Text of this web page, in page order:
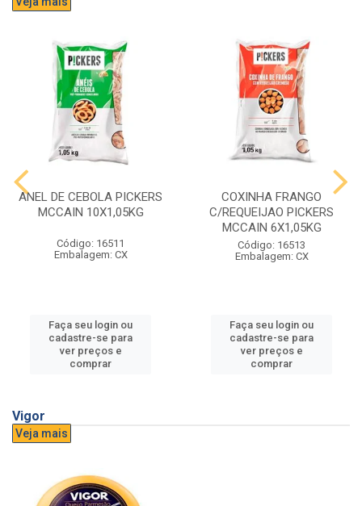
ANEL DE CEBOLA PICKERS
MCCAIN 10X1,05KG
Código: 16511
Embalagem: CX
Faça seu login ou
cadastre-se para
ver preços e
comprar
COXINHA FRANGO
C/REQUEIJAO PICKERS
MCCAIN 6X1,05KG
Código: 16513
Embalagem: CX
Faça seu login ou
cadastre-se para
ver preços e
comprar
Vigor
Veja mais